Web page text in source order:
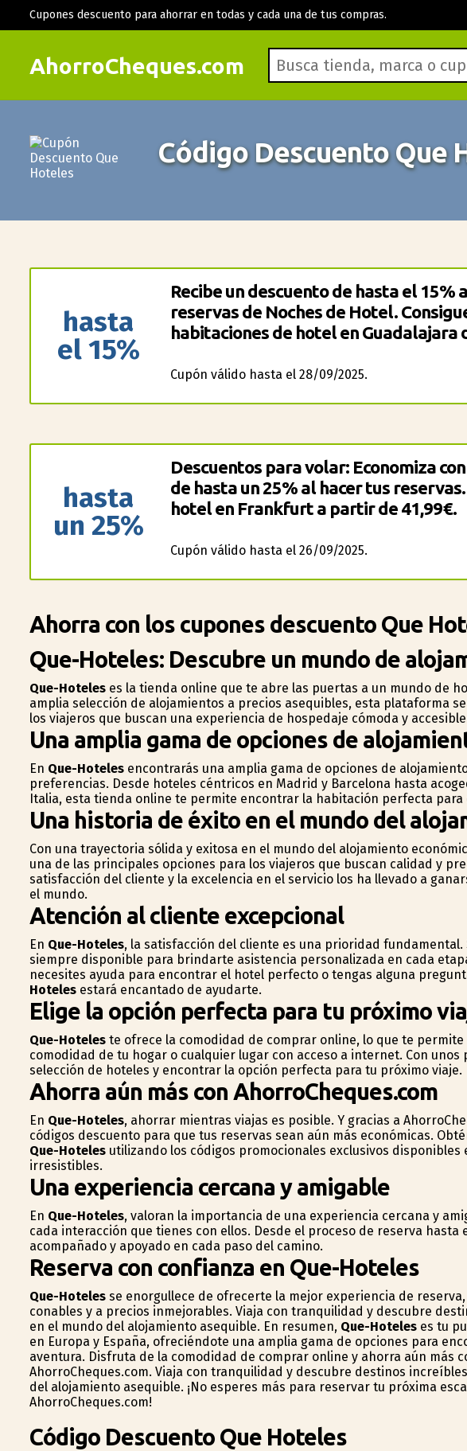
AhorroCheques.com
Cupones descuento para ahorrar en todas y cada una de tus compras.
Código Descuento Que
hasta
el 15%
Recibe un descuento de hasta el 15%
reservas de Noches de Hotel.
habitaciones de hotel en Guadalajara
Cupón válido hasta el 28/09/2025.
hasta
un 25%
Descuentos para volar: Economiza
de hasta un 25% al hacer tus
hotel en Frankfurt a partir de 41,99€.
Cupón válido hasta el 26/09/2025.
Ahorra con los cupones descuento Que
Que-Hoteles: Descubre un mundo de
Que-Hoteleses la tienda online que te abre las puertas a un mundo de
amplia selección de alojamientos a precios asequibles, esta plataforma
los viajeros que buscan una experiencia de hospedaje cómoda y
Una amplia gama de opciones de
En Que-Hotelesencontrarás una amplia gama de opciones de
preferencias. Desde hoteles céntricos en Madrid y Barcelona hasta
Italia, esta tienda online te permite encontrar la habitación perfecta para
Una historia de éxito en el mundo del
Con una trayectoria sólida y exitosa en el mundo del alojamiento
una de las principales opciones para los viajeros que buscan calidad y
satisfacción del cliente y la excelencia en el servicio los ha llevado a
el mundo.
Atención al cliente excepcional
En Que-Hoteles, la satisfacción del cliente es una prioridad
siempre disponible para brindarte asistencia personalizada en cada
necesites ayuda para encontrar el hotel perfecto o tengas alguna
Hotelesestará encantado de ayudarte.
Elige la opción perfecta para tu próximo
Que-Hoteleste ofrece la comodidad de comprar online, lo que te
comodidad de tu hogar o cualquier lugar con acceso a internet. Con unos
selección de hoteles y encontrar la opción perfecta para tu próximo viaje.
Ahorra aún más con AhorroCheques.com
En Que-Hoteles, ahorrar mientras viajas es posible. Y gracias a
códigos descuento para que tus reservas sean aún más económicas.
Que-Hotelesutilizando los códigos promocionales exclusivos disponibles
irresistibles.
Una experiencia cercana y amigable
En Que-Hoteles, valoran la importancia de una experiencia cercana y
cada interacción que tienes con ellos. Desde el proceso de reserva
acompañado y apoyado en cada paso del camino.
Reserva con confianza en Que-Hoteles
Que-Hotelesse enorgullece de ofrecerte la mejor experiencia de
confiables y a precios inmejorables. Viaja con tranquilidad y descubre
en el mundo del alojamiento asequible. En resumen, Que-Hoteleses tu
en Europa y España, ofreciéndote una amplia gama de opciones para
aventura. Disfruta de la comodidad de comprar online y ahorra aún más
AhorroCheques.com. Viaja con tranquilidad y descubre destinos
del alojamiento asequible. ¡No esperes más para reservar tu próxima
AhorroCheques.com!
Código Descuento Que Hoteles